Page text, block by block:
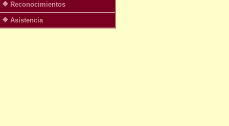
Reconocimientos
Asistencia